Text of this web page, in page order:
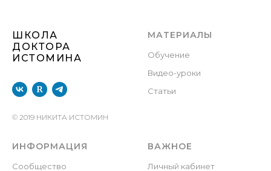
ШКОЛА
ДОКТОРА
ИСТОМИНА
© 2019 НИКИТА ИСТОМИН
МАТЕРИАЛЫ
Обучение
Видео-уроки
Статьи
ИНФОРМАЦИЯ
Сообщество
ВАЖНОЕ
Личный кабинет